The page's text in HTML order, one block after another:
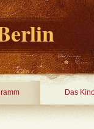
Das